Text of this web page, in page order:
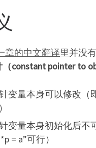
章的中文翻译里并没
constant pointer to
变量本身可以修改（
变量本身初始化后不
= a”可行）